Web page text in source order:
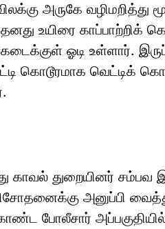
அருகே வழிமறித்து
உயிரை காப்பாற்றிக்
ஓடி உள்ளார்.
கொடூரமாக வெட்டிக்
காவல் துறையினர்
அனுப்பி
போலீசார் அப்பகுதியில்